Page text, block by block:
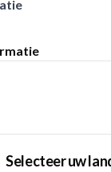
Selecteer uw